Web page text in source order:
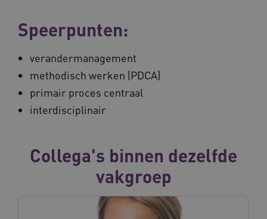
Speerpunten:
verandermanagement
methodisch werken (PDCA)
primair proces centraal
interdisciplinair
Collega's binnen dezelfde
vakgroep